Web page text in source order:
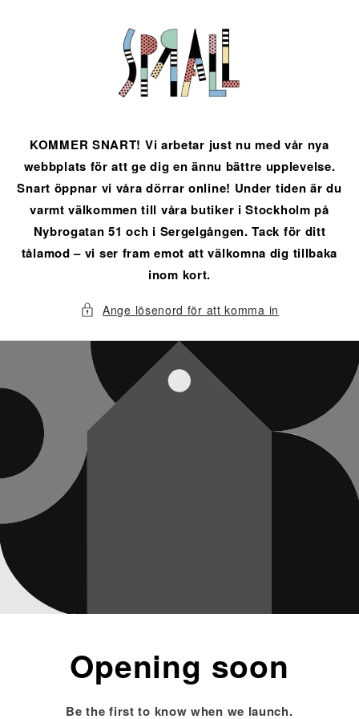
KOMMER SNART! Vi arbetar just nu med vår nya
webbplats för att ge dig en ännu bättre upplevelse.
Snart öppnar vi våra dörrar online! Under tiden är du
varmt välkommen till våra butiker i Stockholm på
Nybrogatan 51 och i Sergelgången. Tack för ditt
tålamod – vi ser fram emot att välkomna dig tillbaka
inom kort.
Ange lösenord för att komma in
Opening soon
Be the first to know when we launch.